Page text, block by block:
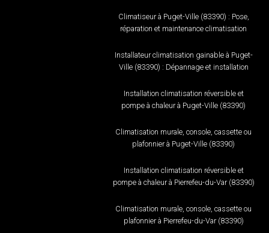
Climatiseur à Puget-Ville (83390) : Pose,
réparation et maintenance climatisation
Installateur climatisation gainable à Puget-
Ville (83390) : Dépannage et installation
Installation climatisation réversible et
pompe à chaleur à Puget-Ville (83390)
Climatisation murale, console, cassette ou
plafonnier à Puget-Ville (83390)
Installation climatisation réversible et
pompe à chaleur à Pierrefeu-du-Var (83390)
Climatisation murale, console, cassette ou
plafonnier à Pierrefeu-du-Var (83390)